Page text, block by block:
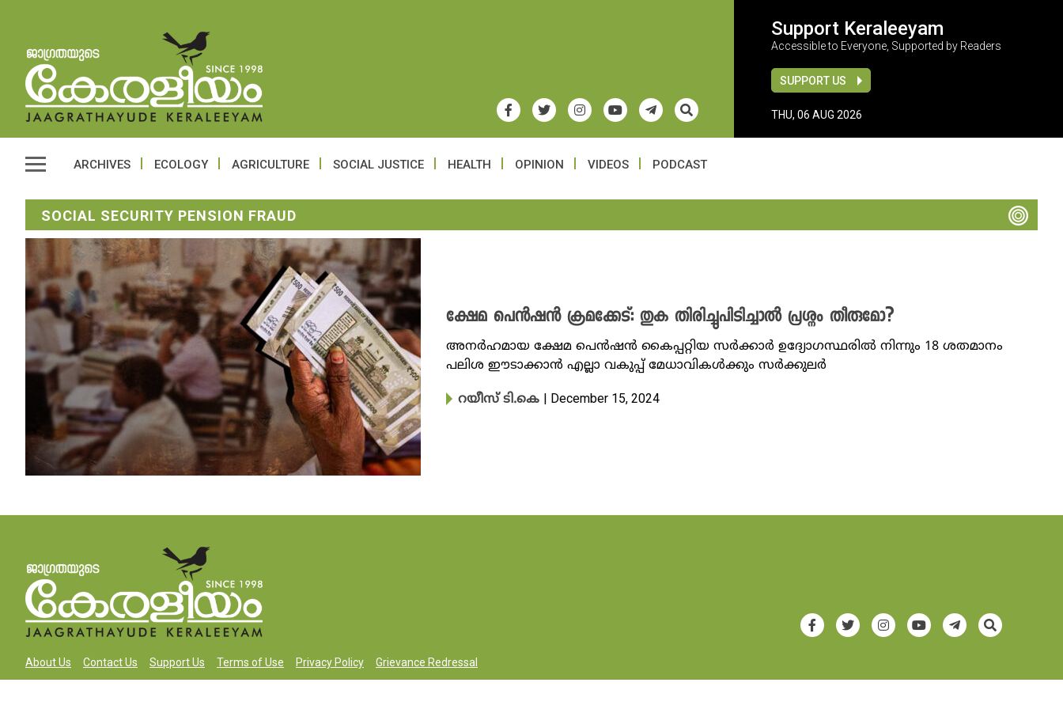
Support Keraleeyam
Accessible to Everyone, Supported by Readers
SUPPORT US
THU, 06 AUG 2026
ARCHIVES ECOLOGY AGRICULTURE SOCIAL JUSTICE HEALTH OPINION VIDEOS PODCAST
SOCIAL SECURITY PENSION FRAUD
ക്ഷേമ പെൻഷൻ ക്രമക്കേട്: തുക തിരിച്ചുപിടിച്ചാൽ പ്രശ്നം തീരുമോ?
അനർഹമായ ക്ഷേമ പെൻഷൻ കൈപ്പറ്റിയ സർക്കാർ ഉദ്യോഗസ്ഥരിൽ നിന്നും 18 ശതമാനം
പലിശ ഈടാക്കാൻ എല്ലാ വകുപ്പ് മേധാവികൾക്കും സർക്കുലർ
റയീസ് ടി.കെ | December 15, 2024
About Us Contact Us Support Us Terms of Use Privacy Policy Grievance Redressal